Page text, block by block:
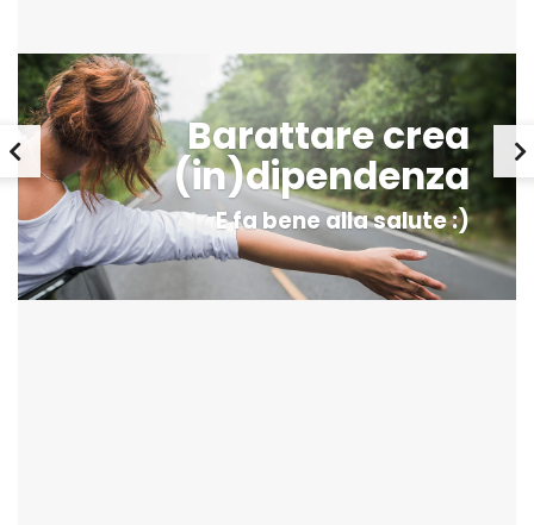
Barattare crea
(in)dipendenza
E fa bene alla salute :)